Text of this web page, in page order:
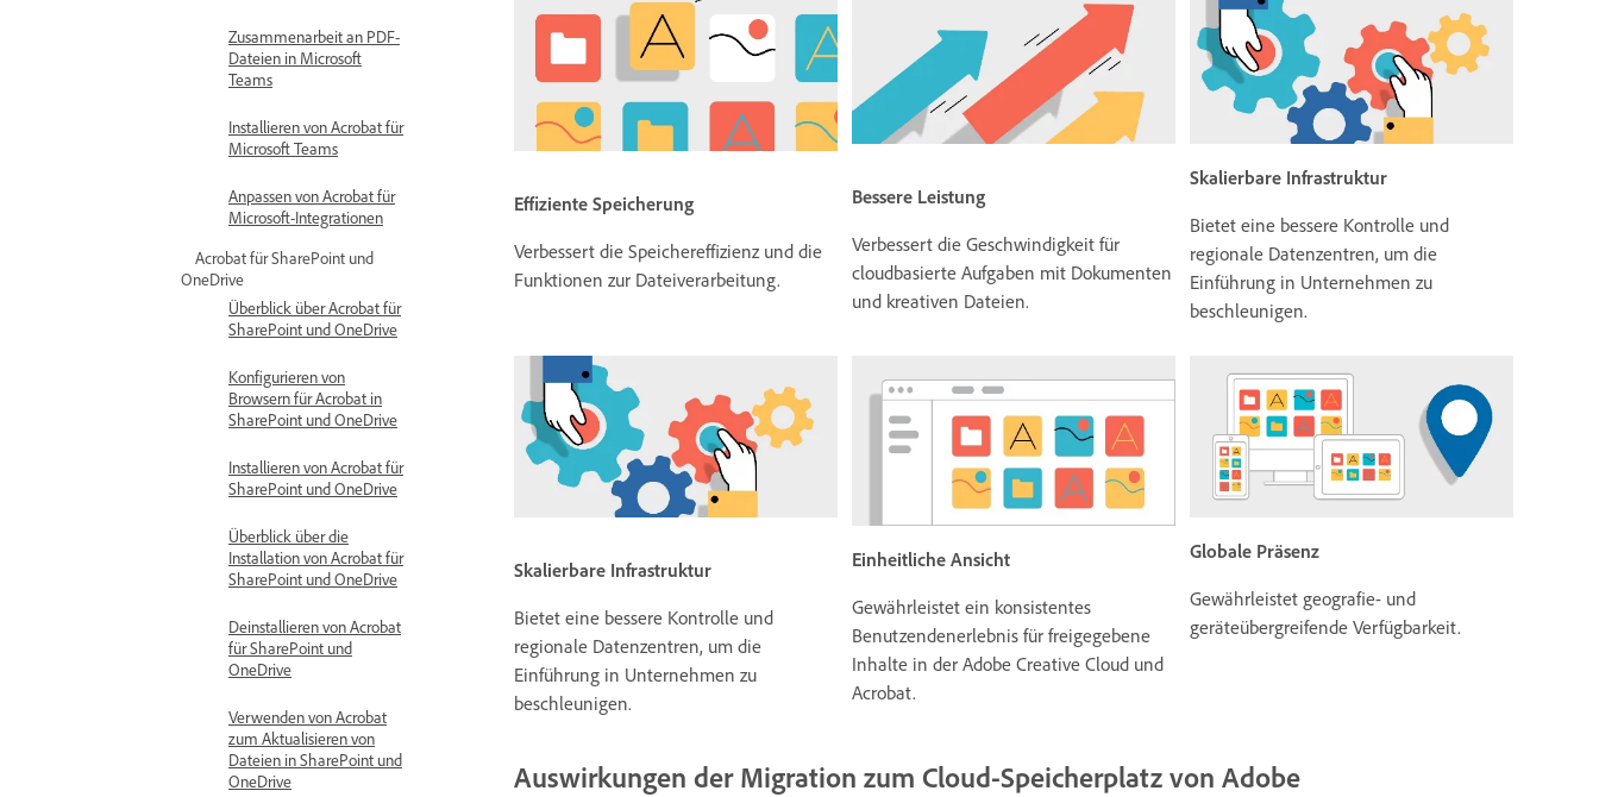
Zusammenarbeit an PDF-
Dateien in Microsoft
Teams
Installieren von Acrobat für
Microsoft Teams
Anpassen von Acrobat für
Microsoft-Integrationen
Acrobat für SharePoint und
OneDrive
Überblick über Acrobat für
SharePoint und OneDrive
Konfigurieren von
Browsern für Acrobat in
SharePoint und OneDrive
Installieren von Acrobat für
SharePoint und OneDrive
Überblick über die
Installation von Acrobat für
SharePoint und OneDrive
Deinstallieren von Acrobat
für SharePoint und
OneDrive
Verwenden von Acrobat
zum Aktualisieren von
Dateien in SharePoint und
OneDrive
Effiziente Speicherung
Verbessert die Speichereffizienz und die
Funktionen zur Dateiverarbeitung.
Bessere Leistung
Verbessert die Geschwindigkeit für
cloudbasierte Aufgaben mit Dokumenten
und kreativen Dateien.
Skalierbare Infrastruktur
Bietet eine bessere Kontrolle und
regionale Datenzentren, um die
Einführung in Unternehmen zu
beschleunigen.
Skalierbare Infrastruktur
Bietet eine bessere Kontrolle und
regionale Datenzentren, um die
Einführung in Unternehmen zu
beschleunigen.
Einheitliche Ansicht
Gewährleistet ein konsistentes
Benutzendenerlebnis für freigegebene
Inhalte in der Adobe Creative Cloud und
Acrobat.
Globale Präsenz
Gewährleistet geografie- und
geräteübergreifende Verfügbarkeit.
Auswirkungen der Migration zum Cloud-Speicherplatz von Adobe